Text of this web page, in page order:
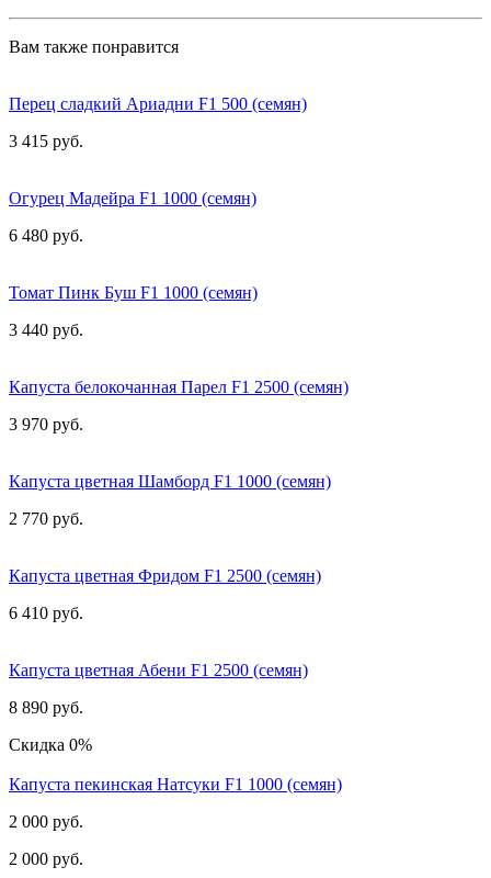
Вам также понравится
Перец сладкий Ариадни F1 500 (семян)
3 415 руб.
Огурец Мадейра F1 1000 (семян)
6 480 руб.
Томат Пинк Буш F1 1000 (семян)
3 440 руб.
Капуста белокочанная Парел F1 2500 (семян)
3 970 руб.
Капуста цветная Шамборд F1 1000 (семян)
2 770 руб.
Капуста цветная Фридом F1 2500 (семян)
6 410 руб.
Капуста цветная Абени F1 2500 (семян)
8 890 руб.
Скидка 0%
Капуста пекинская Натсуки F1 1000 (семян)
2 000 руб.
2 000 руб.